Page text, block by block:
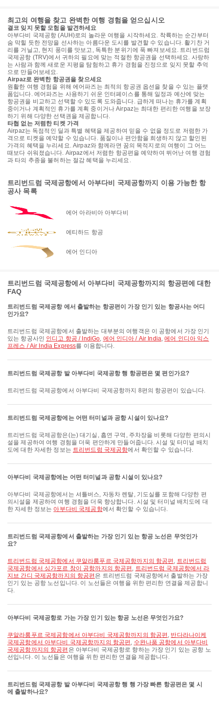
최고의 여행을 찾고 완벽한 여행 경험을 얻으십시오
결코 잊지 못할 모험을 발견하세요
아부다비 국제공항 (AUH)로의 놀라운 여행을 시작하세요. 착륙하는 순간부터
숨 막힐 듯한 전망을 선사하는 아름다운 도시를 발견할 수 있습니다. 활기찬 거
리를 거닐고, 현지 풍미를 맛보고, 독특한 분위기에 푹 빠져보세요. 트리번드럼
국제공항 (TRV)에서 귀하의 필요에 맞는 적절한 항공권을 선택하세요. 사랑하
는 사람과 함께 새로운 지평을 탐험하고 휴가 경험을 진정으로 잊지 못할 추억
으로 만들어보세요.
Airpaz로 완벽한 항공권을 찾으세요
원활한 여행 경험을 위해 에어파즈는 최적의 항공권 옵션을 찾을 수 있는 플랫
폼입니다. 에어파즈는 사용하기 쉬운 인터페이스를 통해 일정과 예산에 맞는
항공권을 비교하고 선택할 수 있도록 도와줍니다. 급하게 떠나는 휴가를 계획
중이거나 계획적인 휴가를 계획 중이거나 Airpaz는 최대한 편리한 여행을 보장
하기 위해 다양한 선택권을 제공합니다.
타협 없는 저렴한 티켓 가격
Airpaz는 독점적인 딜과 특별 혜택을 제공하여 믿을 수 없을 정도로 저렴한 가
격으로 티켓을 예약할 수 있습니다. 품질이나 편안함을 희생하지 않고 할인된
가격의 혜택을 누리세요. Airpaz와 함께라면 꿈의 목적지로의 여행이 그 어느
때보다 쉬워졌습니다. Airpaz에서 저렴한 항공편을 예약하여 뛰어난 여행 경험
과 타의 추종을 불허하는 절감 혜택을 누리세요.
트리번드럼 국제공항에서 아부다비 국제공항까지 이용 가능한 항
공사 목록
에어 아라비아 아부다비
에티하드 항공
에어 인디아
트리번드럼 국제공항에서 아부다비 국제공항까지의 항공편에 대한
FAQ
트리번드럼 국제공항 에서 출발하는 항공편이 가장 인기 있는 항공사는 어디
인가요?
트리번드럼 국제공항에서 출발하는 대부분의 여행객은 이 공항에서 가장 인기
있는 항공사인 인디고 항공 / IndiGo, 에어 인디아 / Air India,에어 인디아 익스
프레스 / Air India Express를 이용합니다.
트리번드럼 국제공항 발 아부다비 국제공항 행 항공편은 몇 편인가요?
트리번드럼 국제공항에서 아부다비 국제공항까지 8편의 항공편이 있습니다.
트리번드럼 국제공항에는 어떤 터미널과 공항 시설이 있나요?
트리번드럼 국제공항은(는) 대기실, 흡연 구역, 주차장을 비롯해 다양한 편의시
설을 제공하여 여행 경험을 더욱 편안하게 만들어줍니다. 시설 및 터미널 배치
도에 대한 자세한 정보는 트리번드럼 국제공항에서 확인할 수 있습니다.
아부다비 국제공항에는 어떤 터미널과 공항 시설이 있나요?
아부다비 국제공항에서는 셔틀버스, 자동차 렌탈, 기도실를 포함해 다양한 편
의시설을 제공하여 여행 경험을 더욱 향상합니다. 시설 및 터미널 배치도에 대
한 자세한 정보는 아부다비 국제공항에서 확인할 수 있습니다.
트리번드럼 국제공항에서 출발하는 가장 인기 있는 항공 노선은 무엇인가
요?
트리번드럼 국제공항에서 쿠알라룸푸르 국제공항까지의 항공편 , 트리번드럼
국제공항에서 싱가포르 창이 공항까지의 항공편 , 트리번드럼 국제공항에서 라
지브 간디 국제공항까지의 항공편 은 트리번드럼 국제공항에서 출발하는 가장
인기 있는 공항 노선입니다. 이 노선들은 여행을 위한 편리한 연결을 제공합니
다.
아부다비 국제공항로 가는 가장 인기 있는 항공 노선은 무엇인가요?
쿠알라룸푸르 국제공항에서 아부다비 국제공항까지의 항공편 , 반다라나이케
국제공항에서 아부다비 국제공항까지의 항공편 , 수완나품 공항에서 아부다비
국제공항까지의 항공편 은 아부다비 국제공항로 향하는 가장 인기 있는 공항 노
선입니다. 이 노선들은 여행을 위한 편리한 연결을 제공합니다.
트리번드럼 국제공항 발 아부다비 국제공항 행 행 가장 빠른 항공편은 몇 시
에 출발하나요?